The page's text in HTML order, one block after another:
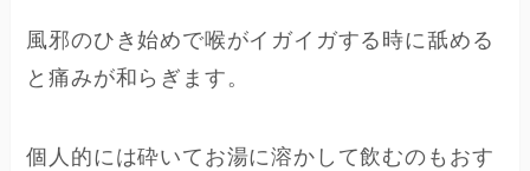
風邪のひき始めで喉がイガイガする時に舐める
と痛みが和らぎます。
個人的には砕いてお湯に溶かして飲むのもおす